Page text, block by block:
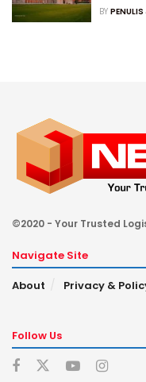
BY PENULIS
©2020 - Your Trusted
Navigate Site
About
Privacy &
Follow Us